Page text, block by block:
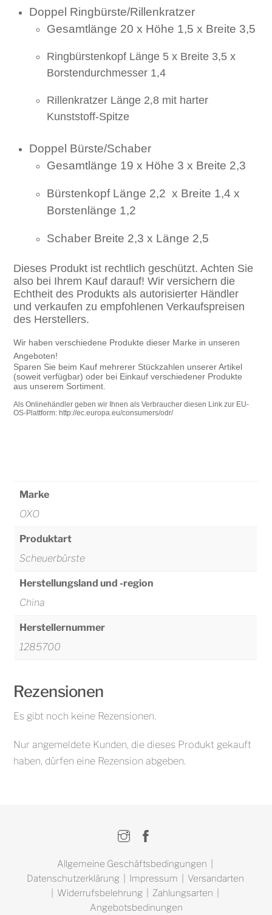
Doppel Ringbürste/Rillenkratzer
Gesamtlänge 20 x Höhe 1,5 x Breite 3,5
Ringbürstenkopf Länge 5 x Breite 3,5 x
Borstendurchmesser 1,4
Rillenkratzer Länge 2,8 mit harter
Kunststoff-Spitze
Doppel Bürste/Schaber
Gesamtlänge 19 x Höhe 3 x Breite 2,3
Bürstenkopf Länge 2,2 x Breite 1,4 x
Borstenlänge 1,2
Schaber Breite 2,3 x Länge 2,5
Dieses Produkt ist rechtlich geschützt. Achten Sie
also bei Ihrem Kauf darauf! Wir versichern die
Echtheit des Produkts als autorisierter Händler
und verkaufen zu empfohlenen Verkaufspreisen
des Herstellers.
Wir habenverschiedene Produkte dieser Marke in unseren
Angeboten!
Sparen Sie beim Kauf mehrerer Stückzahlen unserer Artikel
(soweit verfügbar) oder bei Einkauf verschiedener Produkte
aus unserem Sortiment.
Als Onlinehändler geben wir Ihnen als Verbraucher diesen Link zur EU-
OS-Plattform: http://ec.europa.eu/consumers/odr/
Marke
OXO
Produktart
Scheuerbürste
Herstellungsland und -region
China
Herstellernummer
1285700
Rezensionen
Es gibt noch keine Rezensionen.
Nur angemeldete Kunden, die dieses Produkt gekauft
haben, dürfen eine Rezension abgeben.
Instagram
Allgemeine Geschäftsbedingungen
Datenschutzerklärung| Impressum
Versandarten
Widerrufsbelehrung Zahlungsarten
Angebotsbedinungen